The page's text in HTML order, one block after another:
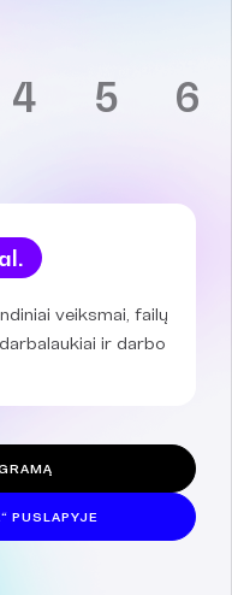
4 5 6
veiksmai, failų
ir darbo
PUSLAPYJE